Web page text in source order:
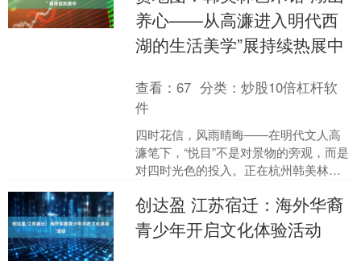
养心——从高濂进入明代西
湖的生活美学”展持续热展中
查看：67 分类：炒股10倍杠杆软
件
四时花信，风雨晴晦——在明代文人高
濂笔下，“悦目”不是对景物的旁观，而是
对四时光色的投入。正在杭州韩美林艺
进入明代西湖的生活....
创达盈 江苏宿迁：海外华裔
青少年开启文化体验活动